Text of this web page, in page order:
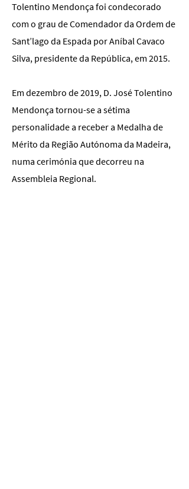
Tolentino Mendonça foi condecorado
com o grau de Comendador da Ordem de
Sant’lago da Espada por Aníbal Cavaco
Silva, presidente da República, em 2015.
Em dezembro de 2019, D. José Tolentino
Mendonça tornou-se a sétima
personalidade a receber a Medalha de
Mérito da Região Autónoma da Madeira,
numa cerimónia que decorreu na
Assembleia Regional.